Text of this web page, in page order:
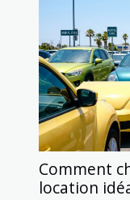
Comment
location